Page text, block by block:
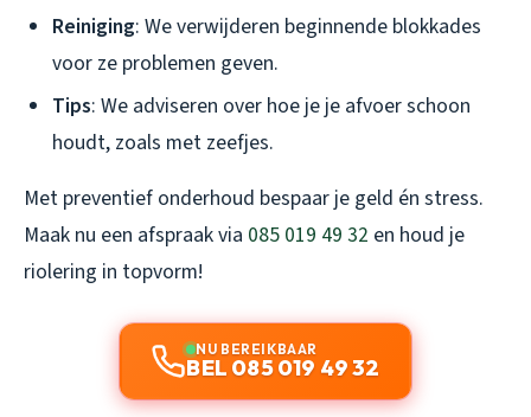
Reiniging: We verwijderen beginnende blokkades
voor ze problemen geven.
Tips: We adviseren over hoe je je afvoer schoon
houdt, zoals met zeefjes.
Met preventief onderhoud bespaar je geld én stress.
Maak nu een afspraak via 085 019 49 32 en houd je
riolering in topvorm!
NU BEREIKBAAR
BEL 085 019 49 32